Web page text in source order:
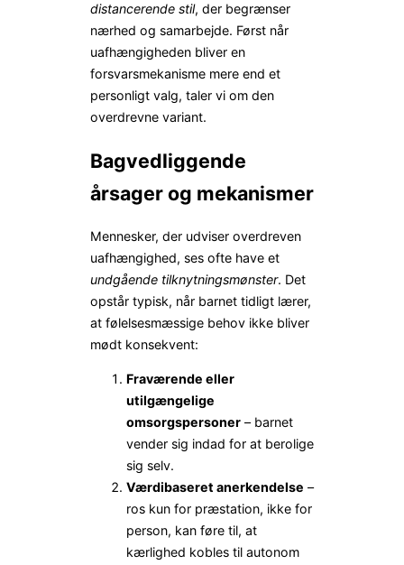
distancerende stil, der begrænser
nærhed og samarbejde. Først når
uafhængigheden bliver en
forsvarsmekanisme mere end et
personligt valg, taler vi om den
overdrevne variant.
Bagvedliggende
årsager og mekanismer
Mennesker, der udviser overdreven
uafhængighed, ses ofte have et
undgående tilknytningsmønster. Det
opstår typisk, når barnet tidligt lærer,
at følelsesmæssige behov ikke bliver
mødt konsekvent:
Fraværende eller
utilgængelige
omsorgspersoner – barnet
vender sig indad for at berolige
sig selv.
Værdibaseret anerkendelse –
ros kun for præstation, ikke for
person, kan føre til, at
kærlighed kobles til autonom